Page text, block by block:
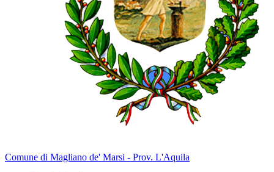
Comune di Magliano de' Marsi - Prov. L'Aquila